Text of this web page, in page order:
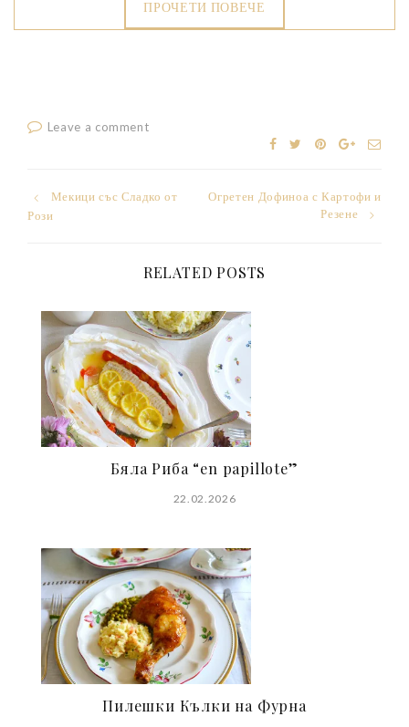
ПРОЧЕТИ ПОВЕЧЕ
Leave a comment
PostМекици със Сладко от
Рози
Огретен Дофиноа с Картофи и
Резене
RELATED POSTS
Бяла Риба “en papillote”
22.02.2026
Пилешки Кълки на Фурна